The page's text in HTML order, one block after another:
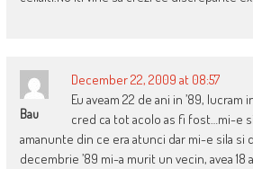
Bau
December 22, 2009 at 08:57
Eu aveam 22 de ani in ’89,
cred ca tot acolo as fi fost…mi-e
amanunte din ce era atunci dar mi-e sila si
decembrie ’89 mi-a murit un vecin, avea